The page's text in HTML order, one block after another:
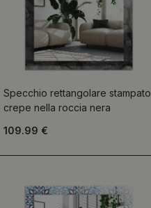
Specchio rettangolare stampato
crepe nella roccia nera
109.99 €